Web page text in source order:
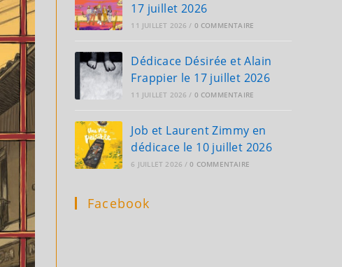
17 juillet 2026
11 JUILLET 2026 / 0 COMMENTAIRE
Dédicace Désirée et Alain
Frappier le 17 juillet 2026
11 JUILLET 2026 / 0 COMMENTAIRE
Job et Laurent Zimmy en
dédicace le 10 juillet 2026
6 JUILLET 2026 / 0 COMMENTAIRE
Facebook